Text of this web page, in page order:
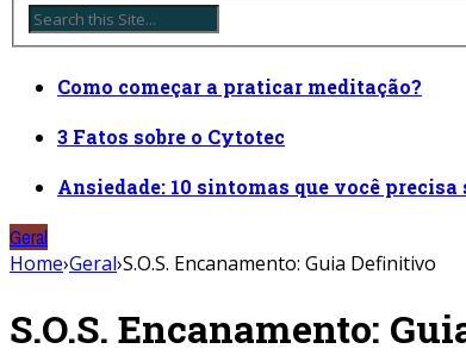
Como começar a praticar meditação?
3 Fatos sobre o Cytotec
Ansiedade: 10 sintomas que você precisa
Geral
Home›Geral›S.O.S. Encanamento: Guia Definitivo
S.O.S. Encanamento: